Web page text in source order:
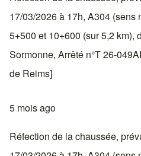
17/03/2026 à 17h, A304 (sens
5+500 et 10+600 (sur 5,2 km),
Sormonne, Arrêté n°T 26-
de Reims]
5 mois ago
Réfection de la chaussée,